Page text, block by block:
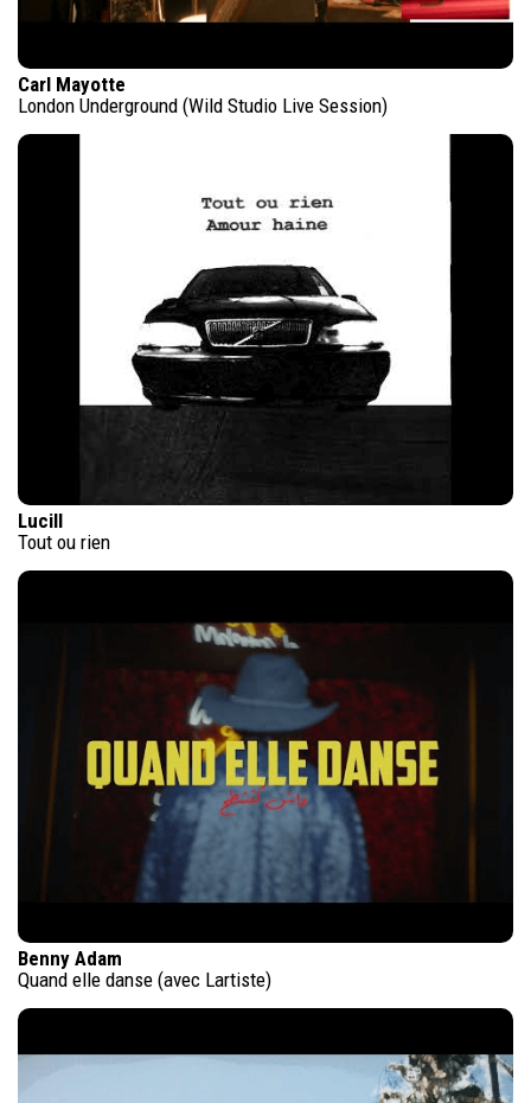
Carl Mayotte
London Underground (Wild Studio Live Session)
Lucill
Tout ou rien
Benny Adam
Quand elle danse (avec Lartiste)